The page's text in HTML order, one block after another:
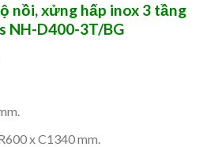
nồi, xửng hấp inox 3 tầng
NH-D400-3T/BG
x C1340 mm.